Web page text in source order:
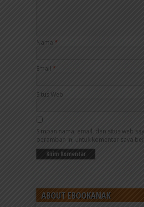
Nama *
Email *
Situs Web
Simpan nama, email, dan situs web
peramban ini untuk komentar saya
ABOUT EBOOKANAK